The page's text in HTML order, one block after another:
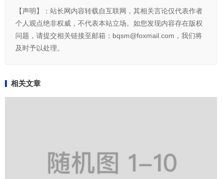
【声明】：站长网内容转载自互联网，其相关言论仅代表作者
个人观点绝非权威，不代表本站立场。如您发现内容存在版权
问题，请提交相关链接至邮箱：bqsm@foxmail.com，我们将
及时予以处理。
相关文章